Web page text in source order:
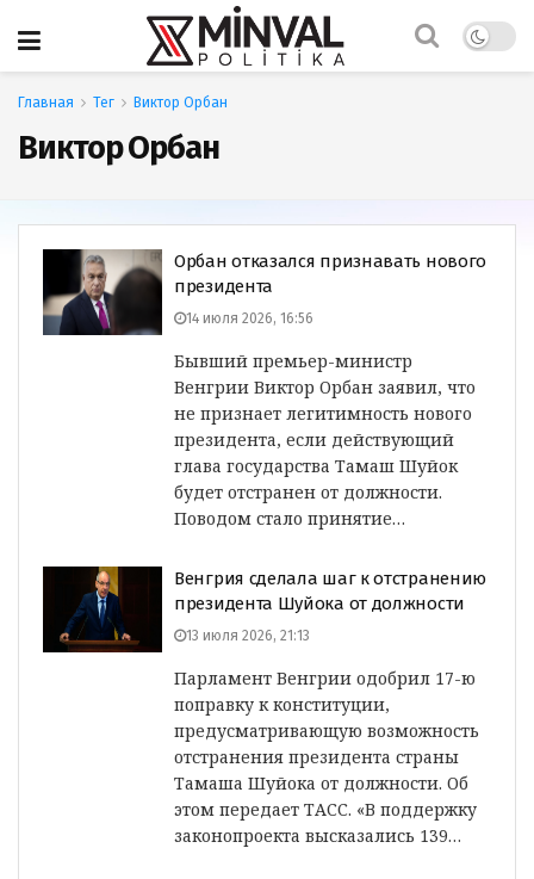
Главная Тег Виктор Орбан
Виктор Орбан
Орбан отказался признавать нового
президента
14 июля 2026, 16:56
Бывший премьер-министр
Венгрии Виктор Орбан заявил, что
не признает легитимность нового
президента, если действующий
глава государства Тамаш Шуйок
будет отстранен от должности.
Поводом стало принятие…
Венгрия сделала шаг к отстранению
президента Шуйока от должности
13 июля 2026, 21:13
Парламент Венгрии одобрил 17-ю
поправку к конституции,
предусматривающую возможность
отстранения президента страны
Тамаша Шуйока от должности. Об
этом передает ТАСС. «В поддержку
законопроекта высказались 139…